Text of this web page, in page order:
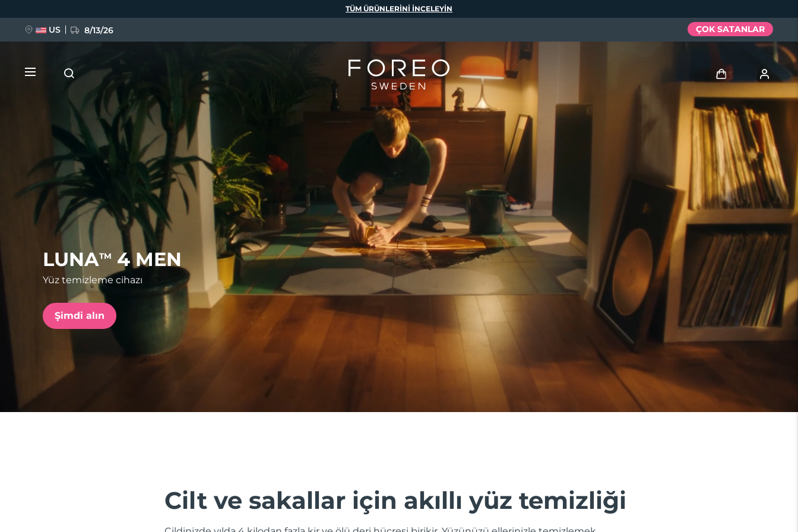
LUNATM 4 MEN
Yüz temizleme cihazı
Şimdi alın
Cilt ve sakallar için akıllı yüz temizliği
TÜM ÜRÜNLERINI INCELEYIN
US 8/13/26 ÇOK SATANLAR
Giriş
Kullanici profi̇li̇
Cihazlarım
Siparişlerim
Adresim
Aboneliklerim
YENİ
FAQ™ Pure Beauty-Tech Elixir
BREAKING NEWS
issa™ Teeth Whitening Set
FAQ™ Dual LED Panel
POPÜLER